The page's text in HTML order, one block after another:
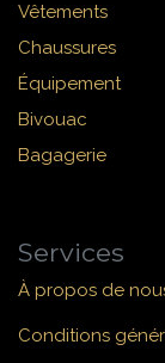
Vêtements
Chaussures
Équipement
Bivouac
Bagagerie
Services
À propos de
Conditions